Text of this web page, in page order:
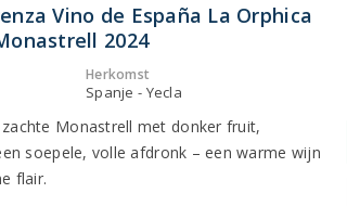
Vino de España La Orphica
2024
Herkomst
Spanje - Yecla
Monastrell met donker fruit,
soepele, volle afdronk – een warme wijn
flair.